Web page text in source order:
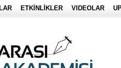
ETKİNLİKLER VIDEOLAR